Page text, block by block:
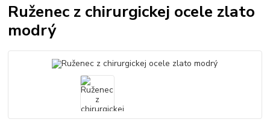
Ruženec z chirurgickej ocele zlato
modrý